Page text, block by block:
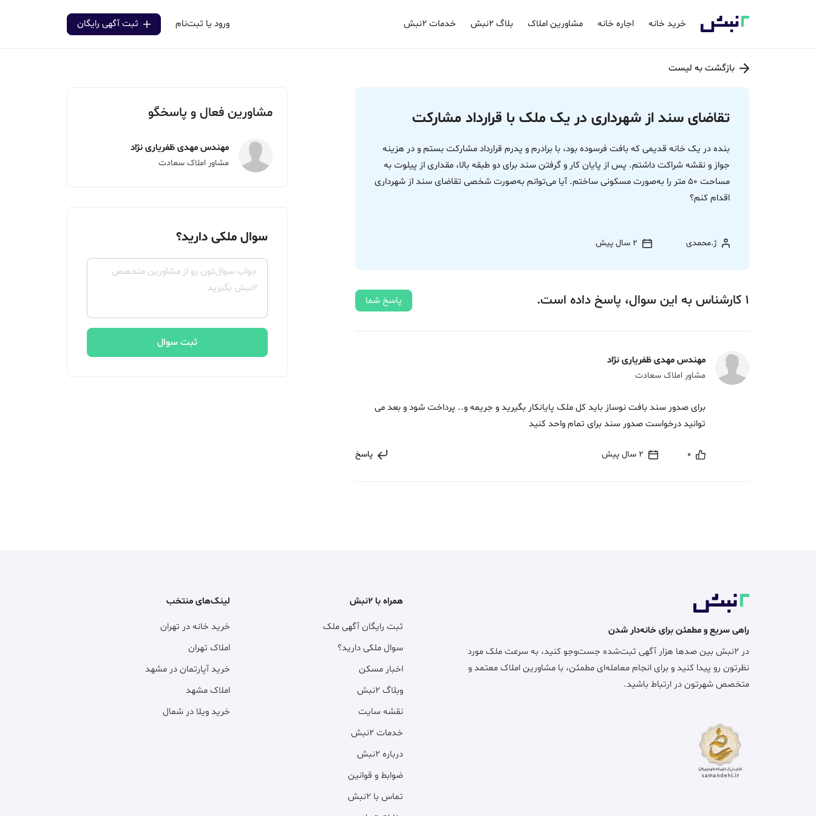
خرید خانه اجاره خانه مشاورین املاک بلاگ ۲نبش خدمات ۲نبش ورود یا ثبت‌نام ثبت آگهی رایگان
بازگشت به لیست
تقاضای سند از شهرداری در یک ملک با قرارداد مشارکت
بنده در یک خانه قدیمی که بافت فرسوده بود، با برادرم و پدرم قرارداد مشارکت بستم و در هزینه
جواز و نقشه شراکت داشتم. پس از پایان کار و گرفتن سند برای دو طبقه بالا، مقداری از پیلوت به
مساحت 50 متر را به‌صورت مسکونی ساختم. آیا می‌توانم به‌صورت شخصی تقاضای سند از شهرداری
اقدام کنم؟
ژ.محمدی 2 سال پیش
1 کارشناس به این سوال، پاسخ داده‌ است. پاسخ شما
مهندس مهدی ظفریاری نژاد
مشاور املاک سعادت
برای صدور سند بافت نوساز باید کل ملک پایانکار بگیرید و جریمه و.. پرداخت شود و بعد می
توانید درخواست صدور سند برای تمام واحد کنید
0 2 سال پیش پاسخ
مشاورین فعال و پاسخگو
مهندس مهدی ظفریاری نژاد
مشاور املاک سعادت
سوال ملکی دارید؟
ثبت سوال
راهی سریع و مطمئن برای خانه‌دار شدن
در ۲نبش بین صدها هزار آگهی ثبت‌شده جست‌وجو کنید، به سرعت ملک مورد
نظرتون رو پیدا کنید و برای انجام معامله‌ای مطمئن، با مشاورین املاک معتمد و
متخصص شهرتون در ارتباط باشید.
همراه با ۲نبش
ثبت رایگان آگهی ملک
سوال ملکی دارید؟
اخبار مسکن
وبلاگ ۲نبش
نقشه سایت
خدمات ۲نبش
درباره ۲نبش
ضوابط و قوانین
تماس با ۲نبش
لینک‌های منتخب
خرید خانه در تهران
املاک تهران
خرید آپارتمان در مشهد
املاک مشهد
خرید ویلا در شمال